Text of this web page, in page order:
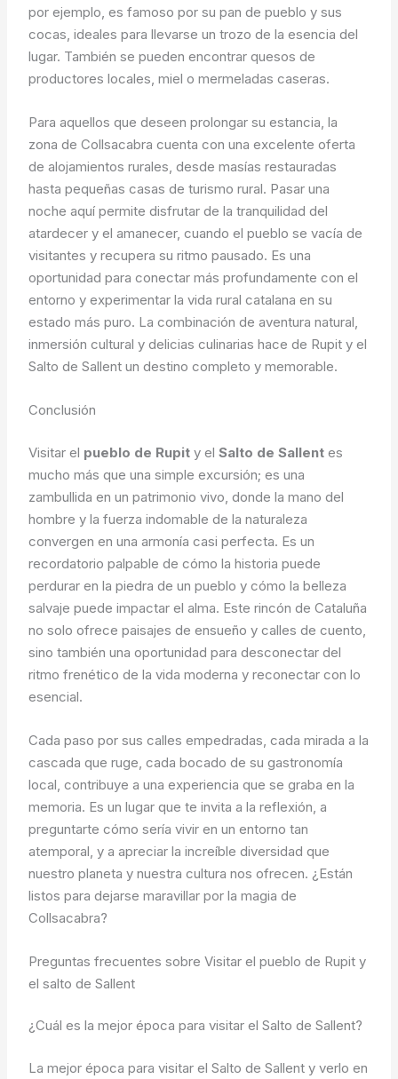
por ejemplo, es famoso por su pan de pueblo y sus
cocas, ideales para llevarse un trozo de la esencia del
lugar. También se pueden encontrar quesos de
productores locales, miel o mermeladas caseras.
Para aquellos que deseen prolongar su estancia, la
zona de Collsacabra cuenta con una excelente oferta
de alojamientos rurales, desde masías restauradas
hasta pequeñas casas de turismo rural. Pasar una
noche aquí permite disfrutar de la tranquilidad del
atardecer y el amanecer, cuando el pueblo se vacía de
visitantes y recupera su ritmo pausado. Es una
oportunidad para conectar más profundamente con el
entorno y experimentar la vida rural catalana en su
estado más puro. La combinación de aventura natural,
inmersión cultural y delicias culinarias hace de Rupit y el
Salto de Sallent un destino completo y memorable.
Conclusión
Visitar el pueblo de Rupit y elSalto de Sallent es
mucho más que una simple excursión; es una
zambullida en un patrimonio vivo, donde la mano del
hombre y la fuerza indomable de la naturaleza
convergen en una armonía casi perfecta. Es un
recordatorio palpable de cómo la historia puede
perdurar en la piedra de un pueblo y cómo la belleza
salvaje puede impactar el alma. Este rincón de Cataluña
no solo ofrece paisajes de ensueño y calles de cuento,
sino también una oportunidad para desconectar del
ritmo frenético de la vida moderna y reconectar con lo
esencial.
Cada paso por sus calles empedradas, cada mirada a la
cascada que ruge, cada bocado de su gastronomía
local, contribuye a una experiencia que se graba en la
memoria. Es un lugar que te invita a la reflexión, a
preguntarte cómo sería vivir en un entorno tan
atemporal, y a apreciar la increíble diversidad que
nuestro planeta y nuestra cultura nos ofrecen. ¿Están
listos para dejarse maravillar por la magia de
Collsacabra?
Preguntas frecuentes sobre Visitar el pueblo de Rupit y
el salto de Sallent
¿Cuál es la mejor época para visitar el Salto de Sallent?
La mejor época para visitar el Salto de Sallent y verlo en